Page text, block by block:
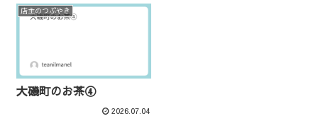
店主のつぶやき
大磯町のお茶④
2026.07.04